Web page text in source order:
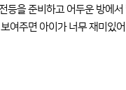
을 준비하고 어두운 방에
여주면 아이가 너무 재미있